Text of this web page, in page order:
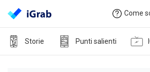
Come
Storie Punti salienti